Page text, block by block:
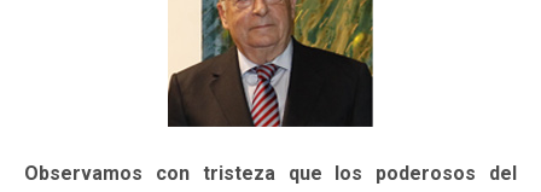
Observamos con tristeza que los poderosos del